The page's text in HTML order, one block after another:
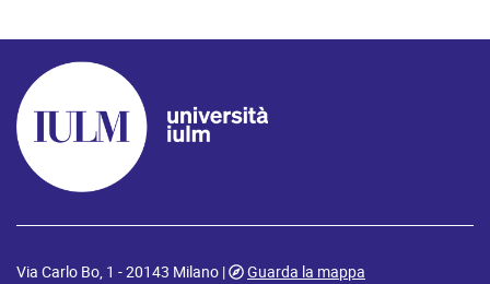
Via Carlo Bo, 1 - 20143 Milano |
Guarda la mappa